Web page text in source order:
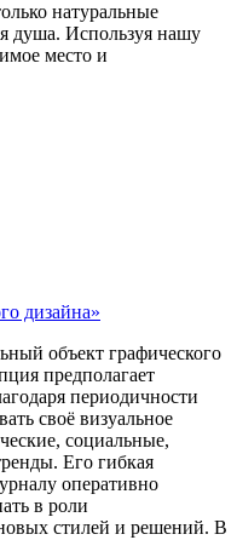
натуральные
душа. Используя нашу
место и
дизайна»
объект графического
предполагает
периодичности
своё визуальное
социальные,
Его гибкая
оперативно
в роли
стилей и решений. В